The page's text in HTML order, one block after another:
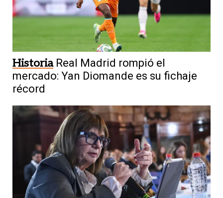
Historia Real Madrid rompió el
mercado: Yan Diomande es su fichaje
récord